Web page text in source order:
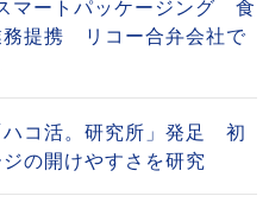
マートパッケージング 食
務提携 リコー合弁会社で
コ活。研究所」発足 初
の開けやすさを研究